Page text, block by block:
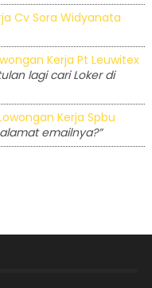
Cv Sora Widyanata
Kerja Pt Leuwitex
lagi cari Loker di
Kerja Spbu
emailnya?”